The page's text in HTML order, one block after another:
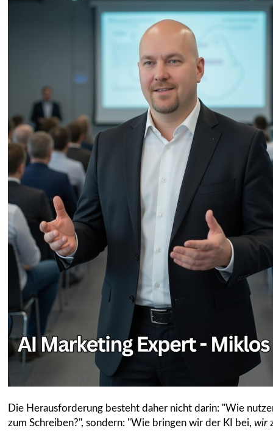
Die Herausforderung besteht daher nicht darin: "Wie
zum Schreiben?", sondern: "Wie bringen wir der KI bei, wir